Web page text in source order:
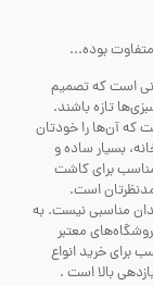
بوده...
است که تصمیم
تازه باشند.
که آن‌ها را خودتان
بسیار ساده و
برای کاشت
است.
مناسبی نیست. به
معتبر
برای خرید انواع
بالا است .